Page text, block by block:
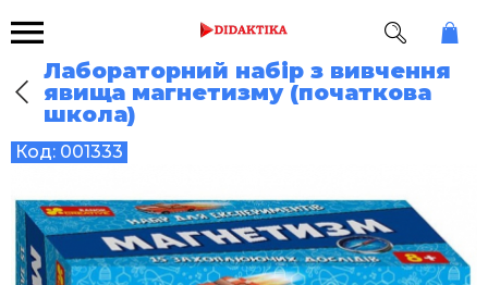
Лабораторний набір з вивчення
явища магнетизму (початкова
школа)
Код: 001333